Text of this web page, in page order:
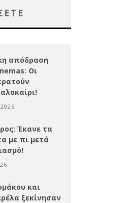
απόδραση
Οι
Έκανε τα
με πι μετά
και
ξεκίνησαν